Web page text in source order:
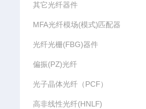
其它光纤器件
MFA光纤模场(模式)匹配器
光纤光栅(FBG)器件
偏振(PZ)光纤
光子晶体光纤（PCF）
高非线性光纤(HNLF)